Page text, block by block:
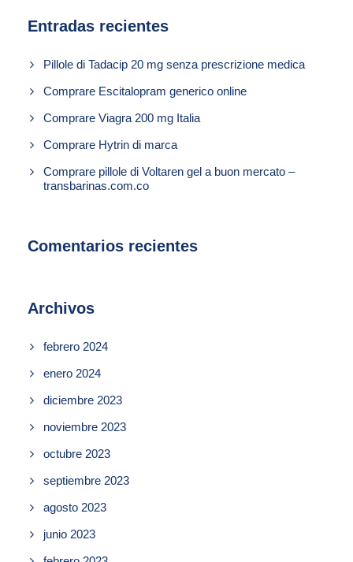
Entradas recientes
Pillole di Tadacip 20 mg senza prescrizione medica
Comprare Escitalopram generico online
Comprare Viagra 200 mg Italia
Comprare Hytrin di marca
Comprare pillole di Voltaren gel a buon mercato –
transbarinas.com.co
Comentarios recientes
Archivos
febrero 2024
enero 2024
diciembre 2023
noviembre 2023
octubre 2023
septiembre 2023
agosto 2023
junio 2023